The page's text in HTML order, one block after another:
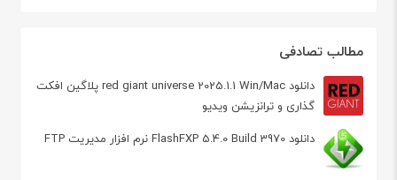
مطالب تصادفی
دانلود red giant universe 2025.1.1 Win/Mac پلاگین افکت
گذاری و ترانزیشن ویدیو
دانلود FlashFXP 5.4.0 Build 3970 نرم افزار مدیریت FTP